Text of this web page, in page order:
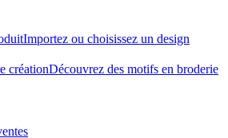
Importez ou choisissez un design
créationDécouvrez des motifs en broderie